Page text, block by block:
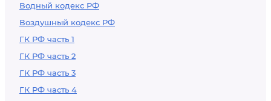
Водный кодекс РФ
Воздушный кодекс РФ
ГК РФ часть 1
ГК РФ часть 2
ГК РФ часть 3
ГК РФ часть 4